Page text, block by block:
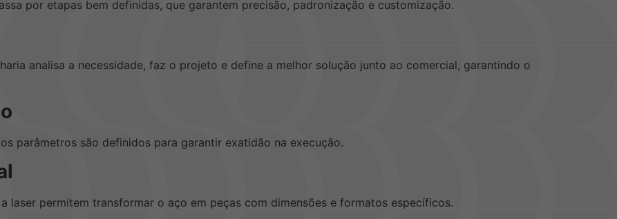
por etapas bem definidas, que garantem precisão, padronização e customização.
analisa a necessidade, faz o projeto e define a melhor solução junto ao comercial, garantindo o
parâmetros são definidos para garantir exatidão na execução.
laser permitem transformar o aço em peças com dimensões e formatos específicos.